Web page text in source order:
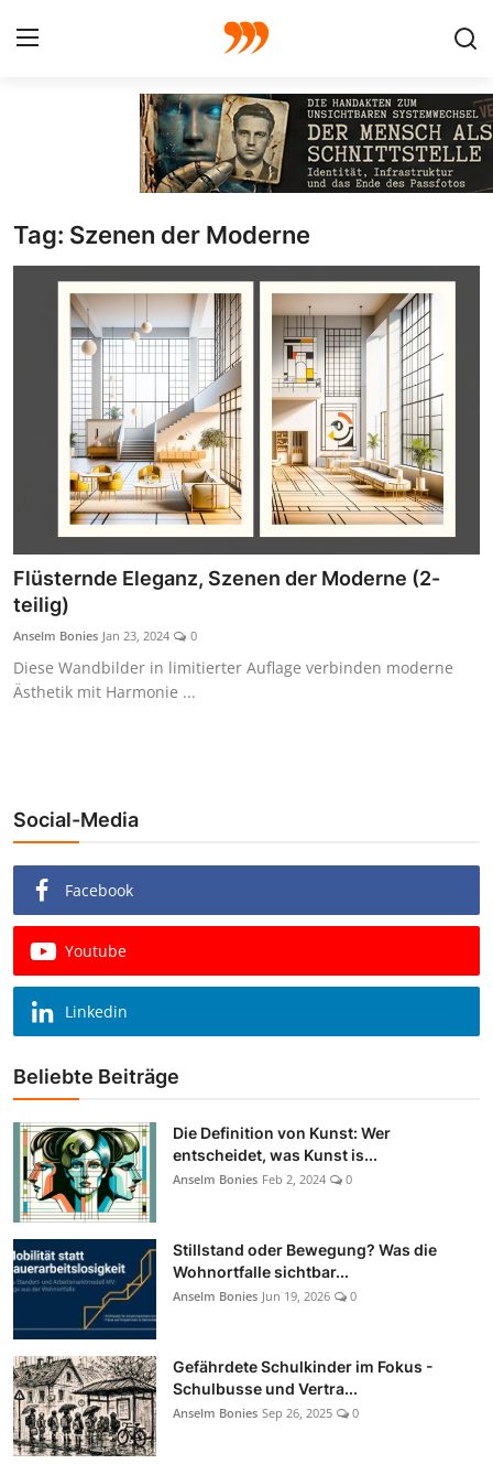
Galerie
GRAFIK
Redaktion
Beiträge
Vorproduktion
Tag: Szenen der Moderne
Flüsternde Eleganz, Szenen der Moderne (2-
teilig)
Anselm Bonies Jan 23, 2024 0
Diese Wandbilder in limitierter Auflage verbinden moderne
Ästhetik mit Harmonie ...
Social-Media
Facebook
Youtube
Linkedin
Beliebte Beiträge
Die Definition von Kunst: Wer
entscheidet, was Kunst is...
Anselm Bonies Feb 2, 2024 0
Stillstand oder Bewegung? Was die
Wohnortfalle sichtbar...
Anselm Bonies Jun 19, 2026 0
Gefährdete Schulkinder im Fokus -
Schulbusse und Vertra...
Anselm Bonies Sep 26, 2025 0